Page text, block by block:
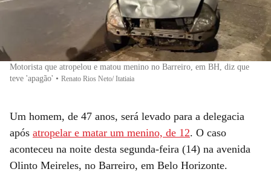
Motorista que atropelou e matou menino no Barreiro, em BH, diz que
teve 'apagão' • Renato Rios Neto/ Itatiaia
Um homem, de 47 anos, será levado para a delegacia
após atropelar e matar um menino, de 12. O caso
aconteceu na noite desta segunda-feira (14) na avenida
Olinto Meireles, no Barreiro, em Belo Horizonte.